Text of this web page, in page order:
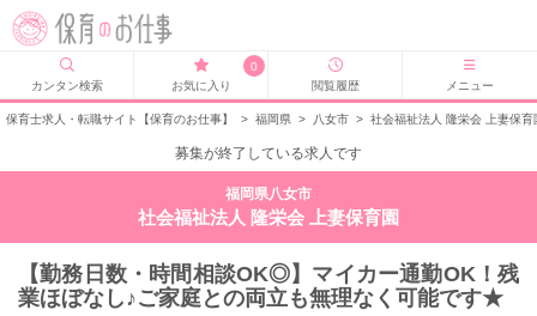
カンタン検索
0
お気に入り
閲覧履歴 メニュー
保育士求人・転職サイト【保育のお仕事】 > 福岡県 > 八女市 > 社会福祉法人 隆栄会 上妻保育
募集が終了している求人です
福岡県八女市
社会福祉法人 隆栄会 上妻保育園
【勤務日数・時間相談OK◎】マイカー通勤OK！残
業ほぼなし♪ご家庭との両立も無理なく可能です★